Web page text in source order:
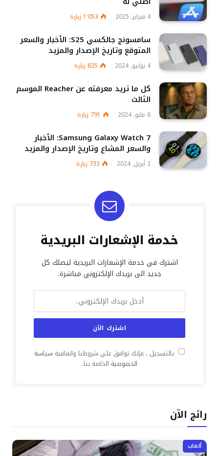
4 فبراير, 2025 1٬053 زيارة
سامسونج جالكسي S25: الأخبار والسعر
المتوقع وتاريخ الإصدار والمزيد
4 يوليو, 2024 835 زيارة
كل ما تريد معرفته عن Reacher الموسم
الثالث
6 مايو, 2024 791 زيارة
Samsung Galaxy Watch 7: الأخبار
والسعر المشاع وتاريخ الإصدار والمزيد
2 أبريل, 2024 733 زيارة
خدمة الإشعارات البريدية
اشترك في خدمة الإشعارات البريدية ليصلك كل
جديد الى بريدك الإلكتروني مباشرة.
بالتسجيل ، فإنك توافق على شروطنا واتفاقية سياسة
الخصوصية الخاصة بنا.
رائج الآن
ألعاب